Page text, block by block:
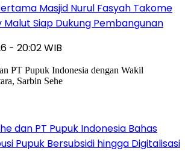
Masjid Nurul Fasyah Takome
Siap Dukung Pembangunan
- 20:02 WIB
dan PT Pupuk Indonesia Bahas
Pupuk Bersubsidi hingga Digitalisasi